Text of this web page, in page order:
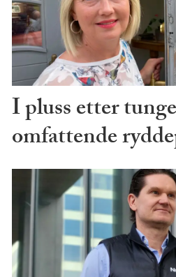
I pluss etter
omfattende